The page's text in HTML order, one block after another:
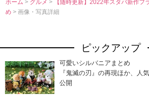
ホーム > グルメ>
【随時更新】2022年スタバ新作フ
め> 画像・写真詳細
ピックアップ
可愛いシルバニアまとめ
『鬼滅の刃』の再現ほか、人
公開